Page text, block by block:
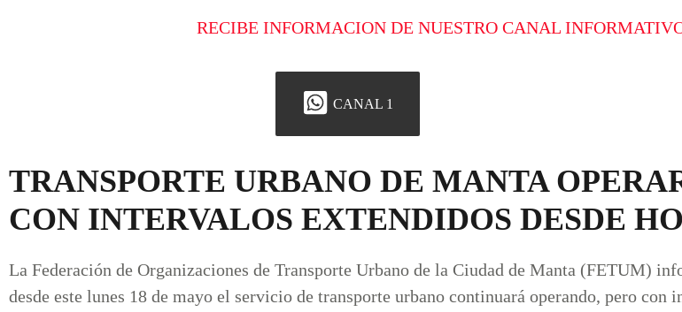
RECIBE INFORMACION DE NUESTRO CANAL
CANAL 1
TRANSPORTE URBANO DE MANTA
CON INTERVALOS EXTENDIDOS DESDE
La Federación de Organizaciones de Transporte Urbano de la Ciudad de Manta (FETUM)
desde este lunes 18 de mayo el servicio de transporte urbano continuará operando, pero con